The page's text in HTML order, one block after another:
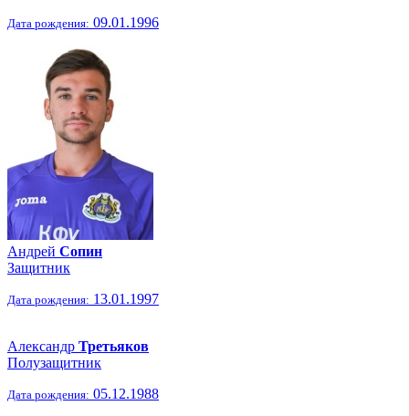
Дата рождения: 09.01.1996
Андрей Сопин
Защитник
Дата рождения: 13.01.1997
Александр Третьяков
Полузащитник
Дата рождения: 05.12.1988